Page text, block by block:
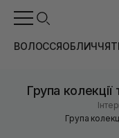
ВОЛОССЯОБЛИЧЧЯ
Група колекції
Група